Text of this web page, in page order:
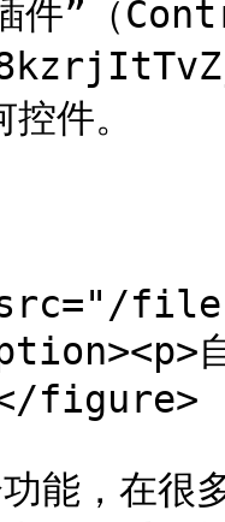
插件”（
件。
files/
自
figure>
能，在很